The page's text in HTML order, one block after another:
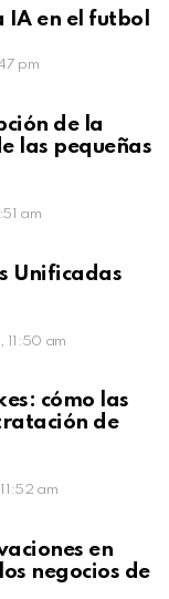
IA en el futbol
pm
de la
las pequeñas
am
Unificadas
am
cómo las
de
am
en
negocios de